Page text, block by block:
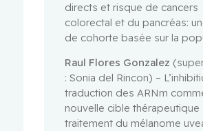
directs et risque de cancers
colorectal et du pancréas:
de cohorte basée sur la
Raul Flores Gonzalez
: Sonia del Rincon) –
traduction des ARNm
nouvelle cible thérapeutique
traitement du mélanome